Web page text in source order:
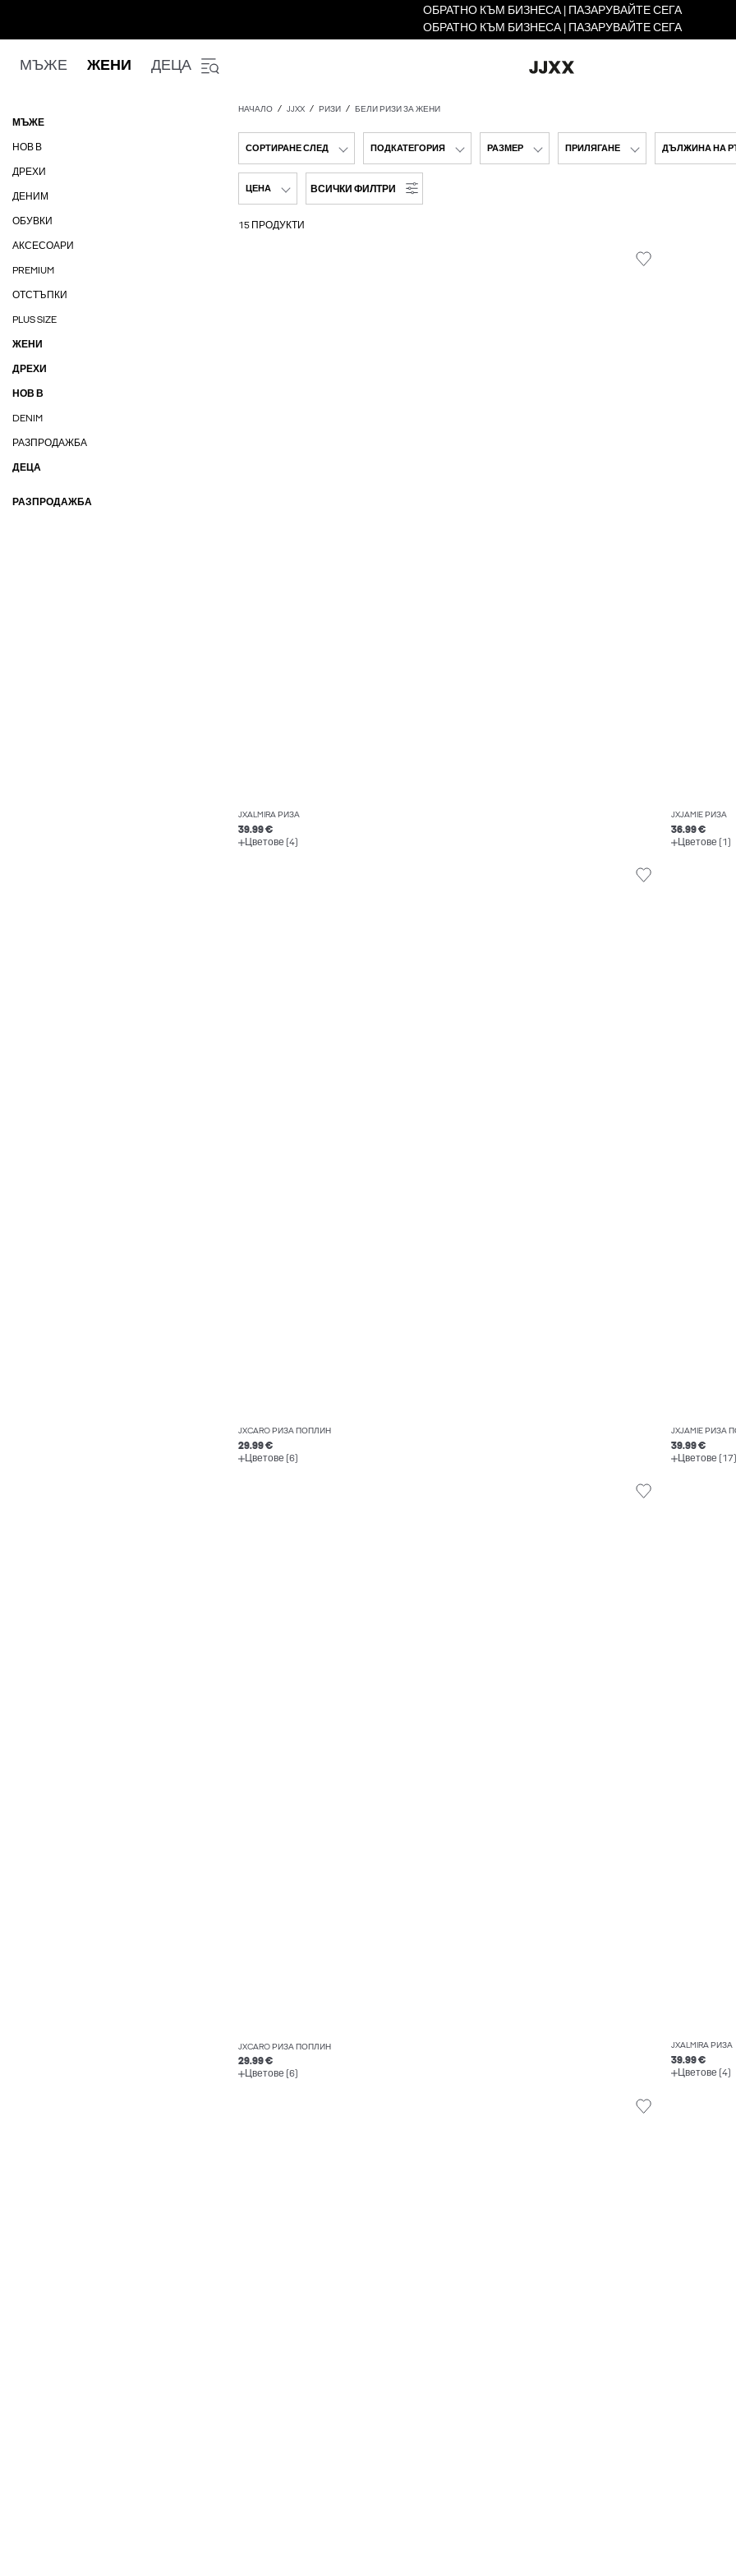
ОБРАТНО КЪМ БИЗНЕСА | ПАЗАРУВАЙТЕ СЕГА
ОБРАТНО КЪМ БИЗНЕСА | ПАЗАРУВАЙТЕ СЕГА
МЪЖЕ ЖЕНИ ДЕЦА
МЪЖЕ
НОВ В
ДРЕХИ
ДЕНИМ
ОБУВКИ
АКСЕСОАРИ
PREMIUM
ОТСТЪПКИ
PLUS SIZE
ЖЕНИ
ДРЕХИ
НОВ В
DENIM
РАЗПРОДАЖБА
ДЕЦА
РАЗПРОДАЖБА
НАЧАЛО JJXX РИЗИ БЕЛИ РИЗИ ЗА ЖЕНИ
СОРТИРАНЕ СЛЕД ПОДКАТЕГОРИЯ РАЗМЕР ПРИЛЯГАНЕ ДЪЛЖИНА НА
ЦЕНА ВСИЧКИ ФИЛТРИ
15 ПРОДУКТИ
JXALMIRA РИЗА
39.99 €
Цветове (4)
JXJAMIE РИЗА
36.99 €
Цветове (1)
JXCARO РИЗА ПОПЛИН
29.99 €
Цветове (6)
JXJAMIE РИЗА
39.99 €
Цветове (17)
JXCARO РИЗА ПОПЛИН
29.99 €
Цветове (6)
JXALMIRA РИЗА
39.99 €
Цветове (4)